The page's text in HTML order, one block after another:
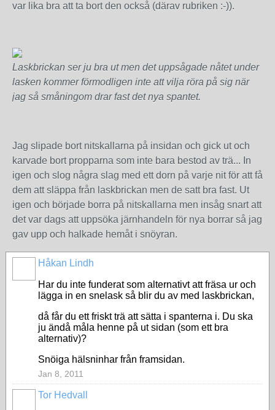
var lika bra att ta bort den också (därav rubriken :-)).
Laskbrickan ser ju bra ut men det uppsågade nåtet under
lasken kommer förmodligen inte att vilja röra på sig när
jag så småningom drar fast det nya spantet.
Jag slipade bort nitskallarna på insidan och gick ut och
karvade bort propparna som inte bara bestod av trä... In
igen och slog några slag med ett dorn på varje nit för att få
dem att släppa från laskbrickan men de satt bra fast. Ut
igen och började borra på nitskallarna men insåg snart att
det var dags att uppsöka järnhandeln för nya borrar så jag
gav upp och halkade hemåt i snöyran.
Håkan Lindh
Har du inte funderat som alternativt att fräsa ur och
lägga in en snelask så blir du av med laskbrickan,
då får du ett friskt trä att sätta i spanterna i. Du ska
ju ändå måla henne på ut sidan (som ett bra
alternativ)?
Snöiga hälsninhar från framsidan.
Jan 8, 2011
Tor Hedvall